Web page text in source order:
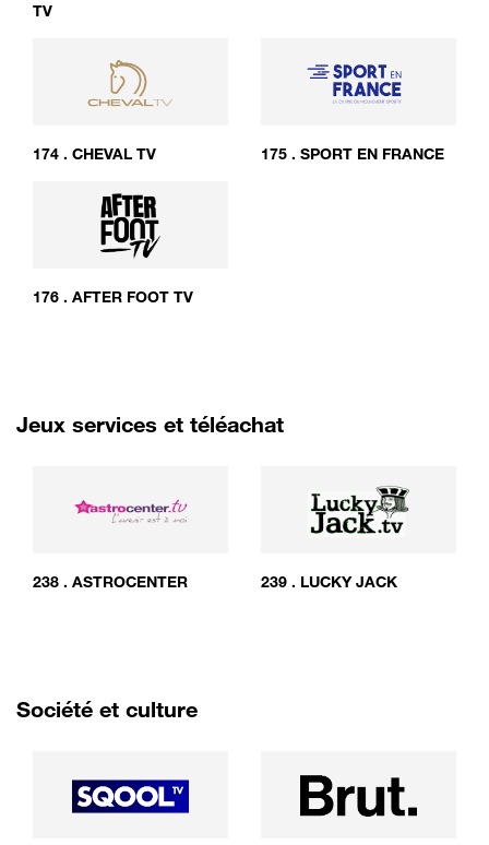
TV
174 . CHEVAL TV 175 . SPORT EN FRANCE
176 . AFTER FOOT TV
Jeux services et téléachat
238 . ASTROCENTER 239 . LUCKY JACK
Société et culture